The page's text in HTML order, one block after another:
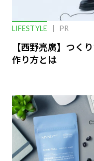
LIFESTYLE PR
【西野亮廣】つく
作り方とは